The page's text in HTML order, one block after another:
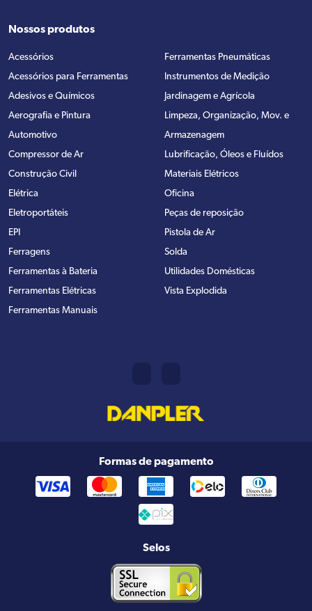
Nossos produtos
Acessórios
Acessórios para Ferramentas
Adesivos e Químicos
Aerografia e Pintura
Automotivo
Compressor de Ar
Construção Civil
Elétrica
Eletroportáteis
EPI
Ferragens
Ferramentas à Bateria
Ferramentas Elétricas
Ferramentas Manuais
Ferramentas Pneumáticas
Instrumentos de Medição
Jardinagem e Agrícola
Limpeza, Organização, Mov. e
Armazenagem
Lubrificação, Óleos e Fluídos
Materiais Elétricos
Oficina
Peças de reposição
Pistola de Ar
Solda
Utilidades Domésticas
Vista Explodida
Formas de pagamento
Selos